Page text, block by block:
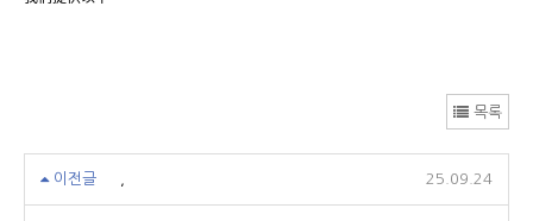
목록
이전글 25.09.24